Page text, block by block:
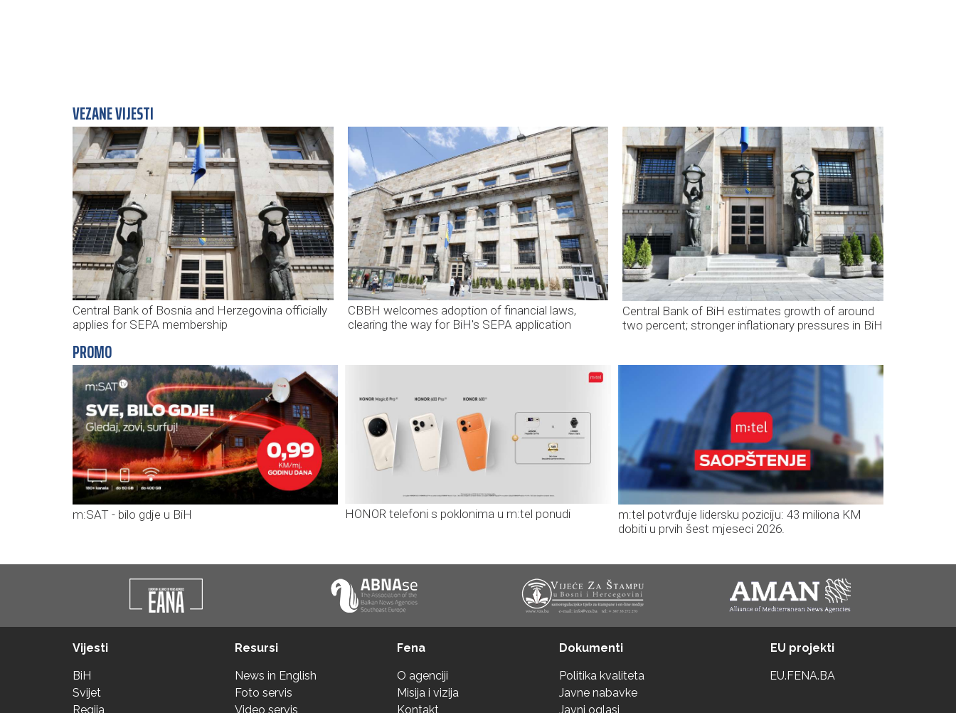
VEZANE VIJESTI
Central Bank of Bosnia and Herzegovina officially
applies for SEPA membership
CBBH welcomes adoption of financial laws,
clearing the way for BiH's SEPA application
Central Bank of BiH estimates growth of around
two percent; stronger inflationary pressures in BiH
PROMO
m:SAT - bilo gdje u BiH HONOR telefoni s poklonima u m:tel ponudi
m:tel potvrđuje lidersku poziciju: 43 miliona KM
dobiti u prvih šest mjeseci 2026.
Vijesti
BiH
Svijet
Regija
Resursi
News in English
Foto servis
Video servis
Fena
O agenciji
Misija i vizija
Kontakt
Dokumenti
Politika kvaliteta
Javne nabavke
Javni oglasi
EU projekti
EU.FENA.BA